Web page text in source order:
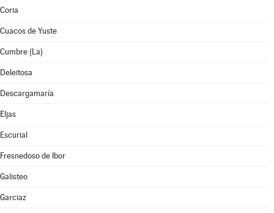
Coria
Cuacos de Yuste
Cumbre (La)
Deleitosa
Descargamaría
Eljas
Escurial
Fresnedoso de Ibor
Galisteo
Garciaz